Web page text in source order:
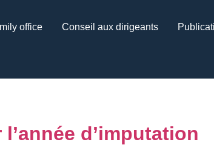
office Conseil aux dirigeants
d’imputation